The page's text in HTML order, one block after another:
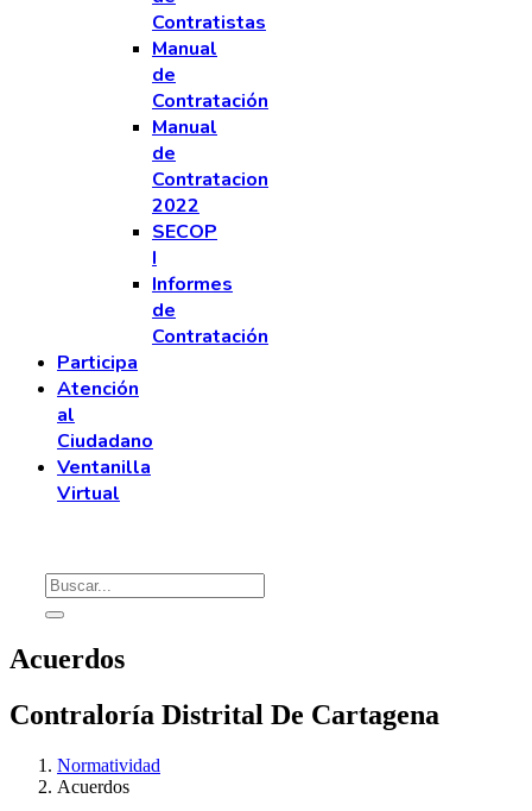
Contratistas
Manual
de
Contratación
Manual
de
Contratacion
2022
SECOP
I
Informes
de
Contratación
Participa
Atención
al
Ciudadano
Ventanilla
Virtual
Acuerdos
Contraloría Distrital De Cartagena
Normatividad
Acuerdos